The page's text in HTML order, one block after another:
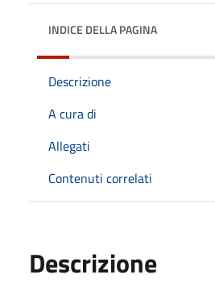
INDICE DELLA PAGINA
Descrizione
A cura di
Allegati
Contenuti correlati
Descrizione